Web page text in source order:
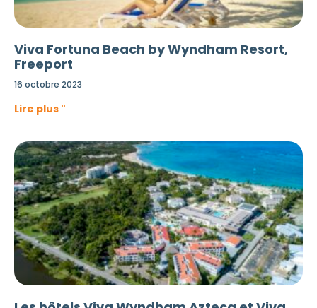
Viva Fortuna Beach by Wyndham Resort,
Freeport
16 octobre 2023
Lire plus "